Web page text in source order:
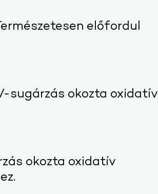
előfordul
sugárzás okozta oxidatív
okozta oxidatív